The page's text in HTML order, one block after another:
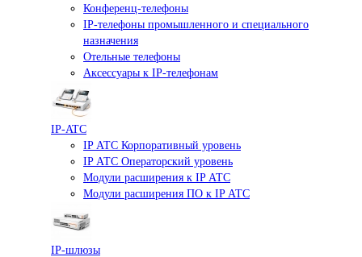
Конференц-телефоны
IP-телефоны промышленного и специального
назначения
Отельные телефоны
Аксессуары к IP-телефонам
IP-ATC
IP АТС Корпоративный уровень
IP АТС Операторский уровень
Модули расширения к IP АТС
Модули расширения ПО к IP АТС
IP-шлюзы